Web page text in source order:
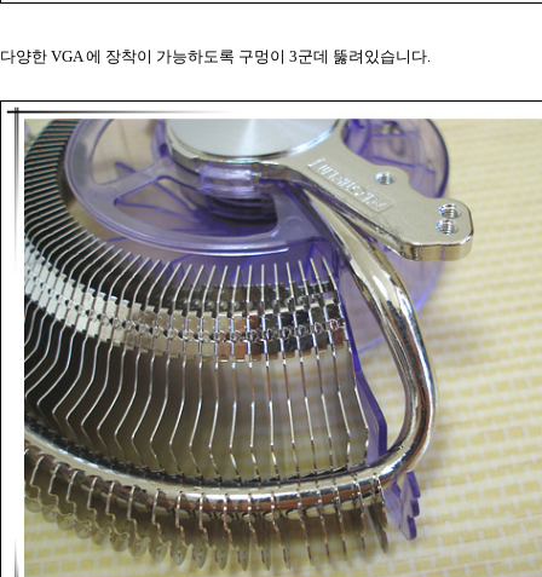
다양한 VGA 에 장착이 가능하도록 구멍이 3군데 뚫려있습니다.